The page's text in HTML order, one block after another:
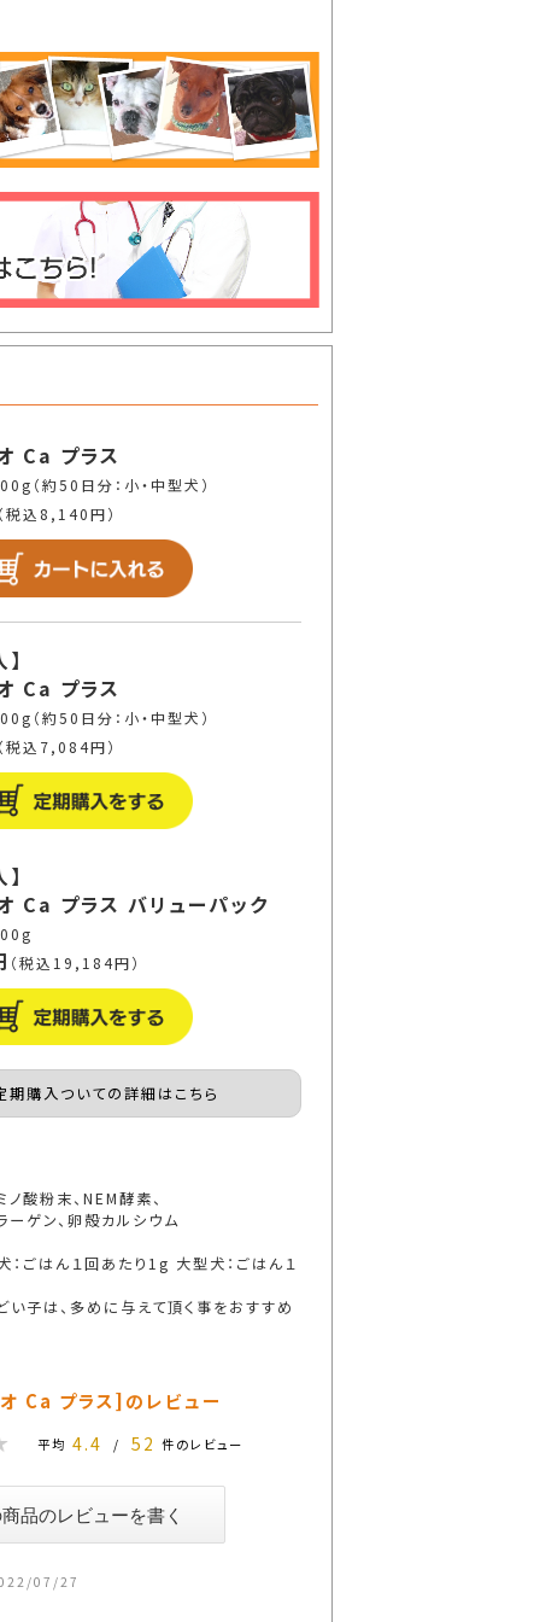
Ca プラス
（約50日分：小・中型犬）
税込8,140円）
Ca プラス
（約50日分：小・中型犬）
税込7,084円）
Ca プラス バリューパック
（税込19,184円）
期購入ついての詳細はこちら
酸粉末、NEM酵素、
ーゲン、卵殻カルシウム
：ごはん１回あたり1g 大型犬：ごはん１
子は、多めに与えて頂く事をおすすめ
Ca プラス]のレビュー
平均 4.4 / 52 件のレビュー
07/27